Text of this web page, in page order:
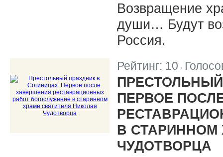
Возвращение
души… Будут
Россия.
Рейтинг: 10
ПЕРВОЕ
В СТАРИННОМ
ЧУДОТВОРЦА